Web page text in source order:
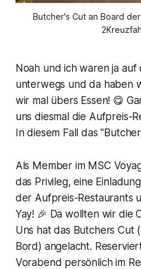
Butcher's Cut an Board
Noah und ich waren ja
unterwegs und da haben
wir mal übers Essen! 😋
uns diesmal die Aufpreis-
In diesem Fall das
Als Member im MSC
das Privileg, eine
der Aufpreis-Restaurants
Yay! 🎉 Da wollten wir die
Uns hat das Butchers Cut
Bord) angelacht.
Vorabend persönlich im